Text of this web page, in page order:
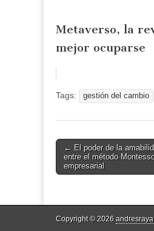
Metaverso, la
mejor ocuparse
Tags: gestión del cambio
Post navigation
← El poder de la
entre el método
empresarial
Copyright © 2026